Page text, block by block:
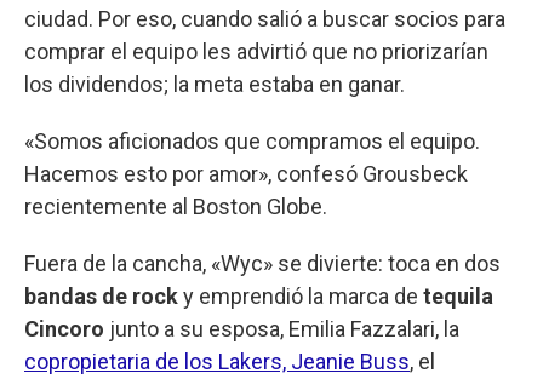
ciudad. Por eso, cuando salió a buscar socios para
comprar el equipo les advirtió que no priorizarían
los dividendos; la meta estaba en ganar.
«Somos aficionados que compramos el equipo.
Hacemos esto por amor», confesó Grousbeck
recientemente al Boston Globe.
Fuera de la cancha, «Wyc» se divierte: toca en dos
bandas de rocky emprendió la marca de tequila
Cincoro junto a su esposa, Emilia Fazzalari, la
copropietaria de los Lakers, Jeanie Buss, el